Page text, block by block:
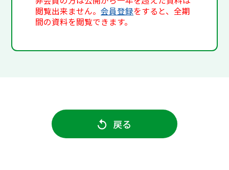
閲覧出来ません。会員登録をすると、全期
間の資料を閲覧できます。
戻る